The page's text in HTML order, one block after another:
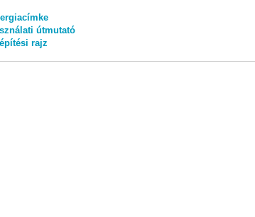
útmutató
rajz